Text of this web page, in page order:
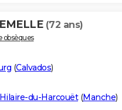
(72 ans)
obsèques
(Calvados)
du-Harcouët(Manche)